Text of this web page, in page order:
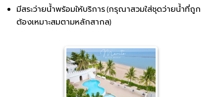
มีสระว่ายน้ำพร้อมให้บริการ (กรุณาสวมใส่ชุดว่ายน้ำที่ถูก
ต้องเหมาะสมตามหลักสากล)